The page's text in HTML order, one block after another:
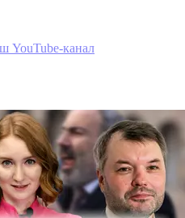
YouTube-канал